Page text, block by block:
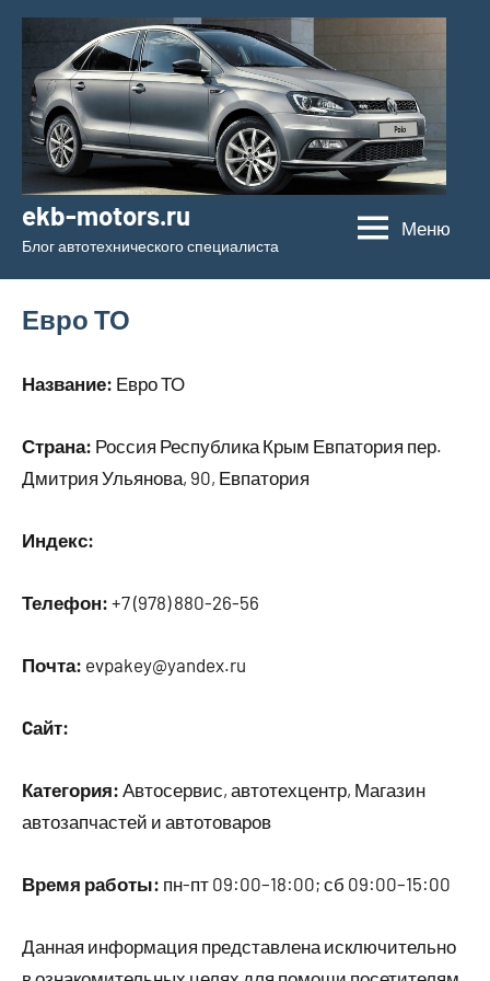
Перейти
содержимому
ekb-motors.ru
Блог автотехнического специалиста
Меню
Евро ТО
Название: Евро ТО
Страна: Россия Республика Крым Евпатория пер.
Дмитрия Ульянова, 90, Евпатория
Индекс:
Телефон: +7 (978) 880-26-56
Почта: evpakey@yandex.ru
Cайт:
Категория: Автосервис, автотехцентр, Магазин
автозапчастей и автотоваров
Время работы: пн-пт 09:00–18:00; сб 09:00–15:00
Данная информация представлена исключительно